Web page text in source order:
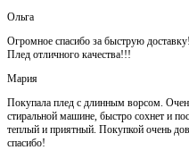
Ольга
Огромное спасибо за быструю
Плед отличного качества!!!
Мария
Покупала плед с длинным ворсом.
стиральной машине, быстро сохнет и
теплый и приятный. Покупкой очень
спасибо!